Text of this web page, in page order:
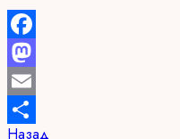
Facebook
Mastodon
Email
Назад